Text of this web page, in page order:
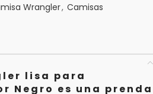
Wrangler, Camisas
lisa para
Negro es una prenda